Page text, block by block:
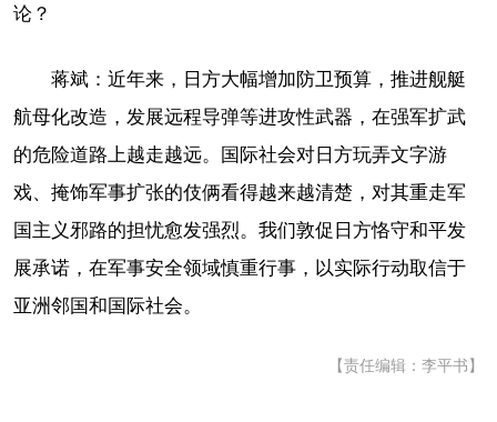
论？
蒋斌：近年来，日方大幅增加防卫预算，推进舰艇
航母化改造，发展远程导弹等进攻性武器，在强军扩武
的危险道路上越走越远。国际社会对日方玩弄文字游
戏、掩饰军事扩张的伎俩看得越来越清楚，对其重走军
国主义邪路的担忧愈发强烈。我们敦促日方恪守和平发
展承诺，在军事安全领域慎重行事，以实际行动取信于
亚洲邻国和国际社会。
【责任编辑：李平书】